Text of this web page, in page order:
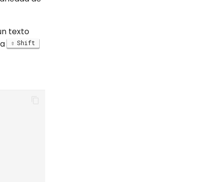
texto
Shift